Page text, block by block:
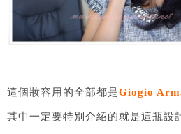
這個妝容用的全部都是Giogio
其中一定要特別介紹的就是這瓶設